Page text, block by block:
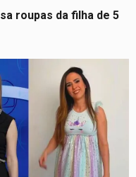
roupas da filha de 5